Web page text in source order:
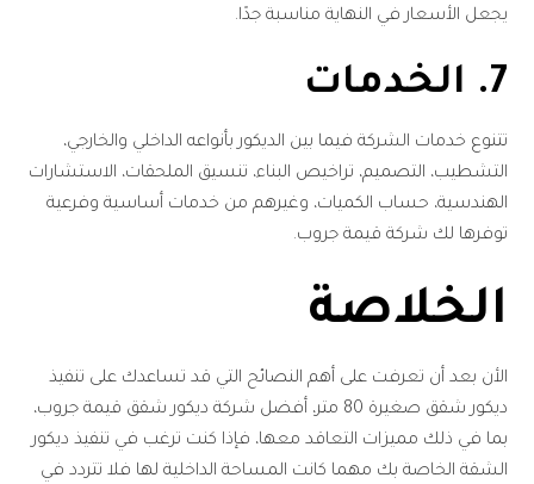
يجعل الأسعار في النهاية مناسبة جدًا.
7. الخدمات
تتنوع خدمات الشركة فيما بين الديكور بأنواعه الداخلي والخارجي،
التشطيب، التصميم، تراخيص البناء، تنسيق الملحقات، الاستشارات
الهندسية، حساب الكميات، وغيرهم من خدمات أساسية وفرعية
توفرها لك شركة قيمة جروب.
الخلاصة
الأن بعد أن تعرفت على أهم النصائح التي قد تساعدك على تنفيذ
ديكور شقق صغيرة 80 متر، أفضل شركة ديكور شقق قيمة جروب،
بما في ذلك مميزات التعاقد معها، فإذا كنت ترغب في تنفيذ ديكور
الشقة الخاصة بك مهما كانت المساحة الداخلية لها فلا تتردد في